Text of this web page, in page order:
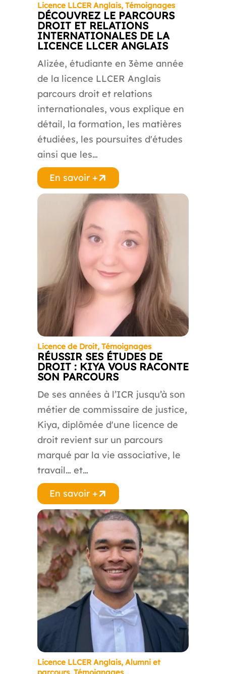
Licence LLCER Anglais, Témoignages
DÉCOUVREZ LE PARCOURS
DROIT ET RELATIONS
INTERNATIONALES DE LA
LICENCE LLCER ANGLAIS
Alizée, étudiante en 3ème année
de la licence LLCER Anglais
parcours droit et relations
internationales, vous explique en
détail, la formation, les matières
étudiées, les poursuites d'études
ainsi que les…
En savoir +
Licence de Droit, Témoignages
RÉUSSIR SES ÉTUDES DE
DROIT : KIYA VOUS RACONTE
SON PARCOURS
De ses années à l’ICR jusqu’à son
métier de commissaire de justice,
Kiya, diplômée d'une licence de
droit revient sur un parcours
marqué par la vie associative, le
travail… et…
En savoir +
Licence LLCER Anglais, Alumni et